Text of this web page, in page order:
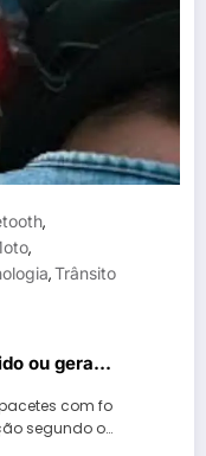
,
,
,Trânsito
ou gera
com fo
segundo o…